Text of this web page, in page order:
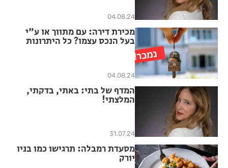
04.08.24
מכירת דירה: עם מתווך או ע"י
בעל הנכס עצמו? כל היתרונות
04.08.24
המדף של בתי: באתי, בדקתי,
המלצתי!
31.07.24
מסעדת רמבלה: תרגישו כמו בניו
יורק